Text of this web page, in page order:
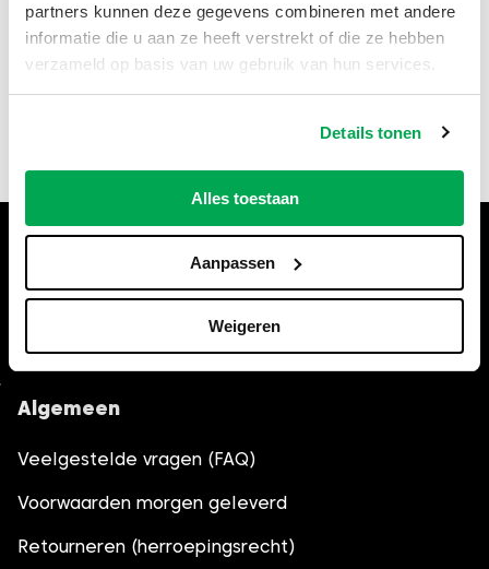
partners kunnen deze gegevens combineren met andere
informatie die u aan ze heeft verstrekt of die ze hebben
verzameld op basis van uw gebruik van hun services.
Details tonen
Alles toestaan
Aanpassen
Weigeren
De informatie op deze pagina is met zorg
samengesteld, maar kan per gemeente
veranderen. Recycle-bak is niet aansprakelijk voor
fouten of schade als gevolg van onjuiste of
verouderde informatie. Controleer bij twijfel altijd
Hulp nodig bij het bestellen?
Bel035-6013861, wij helpen je
Algemeen
Veelgestelde vragen (FAQ)
Voorwaarden morgen geleverd
Retourneren (herroepingsrecht)